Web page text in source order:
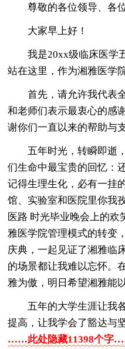
尊敬的各位领导、各
大家早上好！
我是20xx级临床医学
站在这里，作为湘雅医学
首先，请允许我代表
和老师们表示最衷心的感
谢你们一直以来的帮助与
五年时光，转瞬即逝
们生命中最宝贵的回忆：
记得生理生化，必有一挂
馆、实验室和医院里你我
医路 时光毕业晚会上的欢
雅医学院管理模式的转变
庆典，一起见证了湘雅临
的场景都让我难以忘怀。
雅为傲，明日希望湘雅能
五年的大学生涯让我
提高，让我学会了豁达与
……此处隐藏11398个字